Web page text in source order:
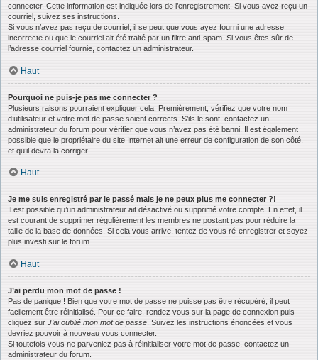
connecter. Cette information est indiquée lors de l’enregistrement. Si vous avez reçu un
courriel, suivez ses instructions.
Si vous n’avez pas reçu de courriel, il se peut que vous ayez fourni une adresse
incorrecte ou que le courriel ait été traité par un filtre anti-spam. Si vous êtes sûr de
l’adresse courriel fournie, contactez un administrateur.
Haut
Pourquoi ne puis-je pas me connecter ?
Plusieurs raisons pourraient expliquer cela. Premièrement, vérifiez que votre nom
d’utilisateur et votre mot de passe soient corrects. S’ils le sont, contactez un
administrateur du forum pour vérifier que vous n’avez pas été banni. Il est également
possible que le propriétaire du site Internet ait une erreur de configuration de son côté,
et qu’il devra la corriger.
Haut
Je me suis enregistré par le passé mais je ne peux plus me connecter ?!
Il est possible qu’un administrateur ait désactivé ou supprimé votre compte. En effet, il
est courant de supprimer régulièrement les membres ne postant pas pour réduire la
taille de la base de données. Si cela vous arrive, tentez de vous ré-enregistrer et soyez
plus investi sur le forum.
Haut
J’ai perdu mon mot de passe !
Pas de panique ! Bien que votre mot de passe ne puisse pas être récupéré, il peut
facilement être réinitialisé. Pour ce faire, rendez vous sur la page de connexion puis
cliquez sur J’ai oublié mon mot de passe . Suivez les instructions énoncées et vous
devriez pouvoir à nouveau vous connecter.
Si toutefois vous ne parveniez pas à réinitialiser votre mot de passe, contactez un
administrateur du forum.